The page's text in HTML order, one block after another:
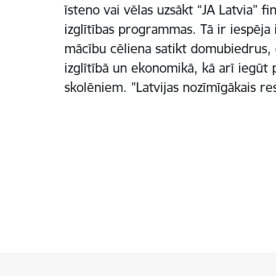
īsteno vai vēlas uzsākt “JA Latvia”
izglītības programmas. Tā ir
mācību cēliena satikt
izglītībā un ekonomikā, kā arī iegūt
skolēniem. "Latvijas nozīmīgākais